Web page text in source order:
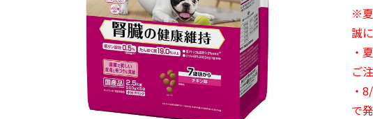
※
誠
・
ご
・
で